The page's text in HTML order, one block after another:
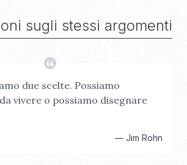
sugli stessi argomenti
due scelte. Possiamo
vivere o possiamo disegnare
— Jim Rohn